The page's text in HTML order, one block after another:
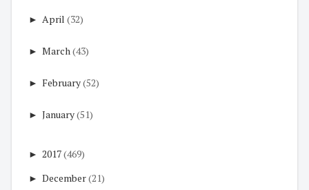
► April (32)
► March(43)
► February(52)
► January(51)
► 2017(469)
► December(21)